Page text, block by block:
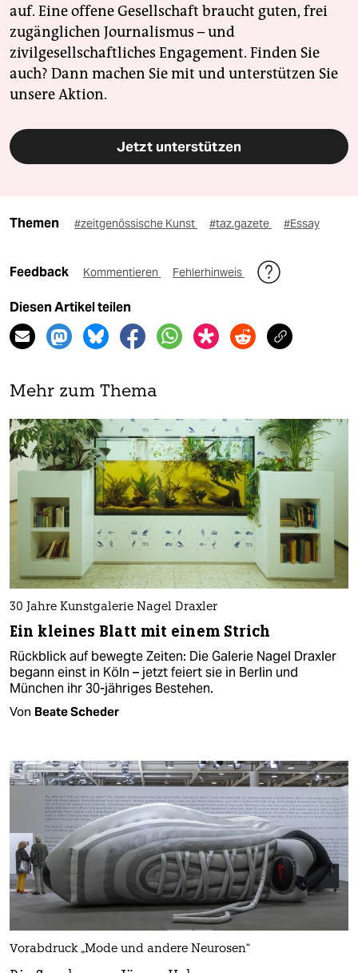
auf. Eine offene Gesellschaft braucht guten, frei
zugänglichen Journalismus – und
zivilgesellschaftliches Engagement. Finden Sie
auch? Dann machen Sie mit und unterstützen Sie
unsere Aktion.
Jetzt unterstützen
Themen #zeitgenössische Kunst #taz.gazete #Essay
Feedback Kommentieren Fehlerhinweis
Diesen Artikel teilen
Mehr zum Thema
30 Jahre Kunstgalerie Nagel Draxler
Ein kleines Blatt mit einem Strich
Rückblick auf bewegte Zeiten: Die Galerie Nagel Draxler
begann einst in Köln – jetzt feiert sie in Berlin und
München ihr 30-jähriges Bestehen.
Von Beate Scheder
Vorabdruck „Mode und andere Neurosen“